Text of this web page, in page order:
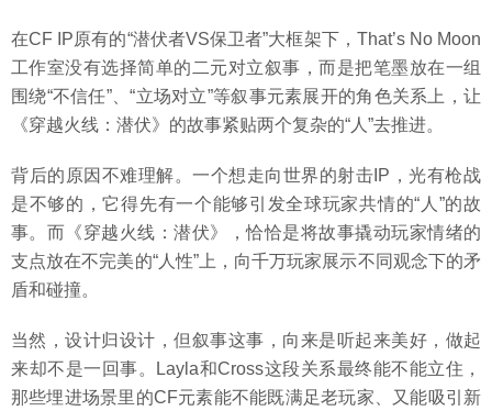
在CF IP原有的“潜伏者VS保卫者”大框架下，That’s No Moon
工作室没有选择简单的二元对立叙事，而是把笔墨放在一组
围绕“不信任”、“立场对立”等叙事元素展开的角色关系上，让
《穿越火线：潜伏》的故事紧贴两个复杂的“人”去推进。
背后的原因不难理解。一个想走向世界的射击IP，光有枪战
是不够的，它得先有一个能够引发全球玩家共情的“人”的故
事。而《穿越火线：潜伏》，恰恰是将故事撬动玩家情绪的
支点放在不完美的“人性”上，向千万玩家展示不同观念下的矛
盾和碰撞。
当然，设计归设计，但叙事这事，向来是听起来美好，做起
来却不是一回事。Layla和Cross这段关系最终能不能立住，
那些埋进场景里的CF元素能不能既满足老玩家、又能吸引新